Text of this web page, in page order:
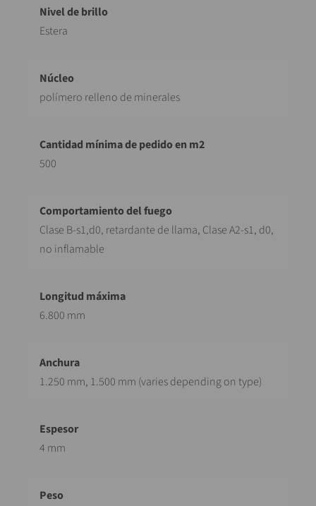
Estera
polímero relleno de minerales
500
Clase B-s1,d0, retardante de llama, Clase A2-s1, d0,
no inflamable
6.800 mm
1.250 mm, 1.500 mm (varies depending on type)
4 mm